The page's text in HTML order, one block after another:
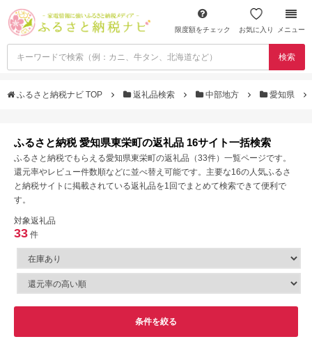
限度額をチェック お気に入り メニュー
検索
ふるさと納税ナビ TOP 返礼品検索 中部地方 愛知県
ふるさと納税 愛知県東栄町の返礼品 16サイト一括検索
ふるさと納税でもらえる愛知県東栄町の返礼品（33件）一覧ページです。
還元率やレビュー件数順などに並べ替え可能です。主要な16の人気ふるさ
と納税サイトに掲載されている返礼品を1回でまとめて検索できて便利で
す。
対象返礼品
33 件
条件を絞る